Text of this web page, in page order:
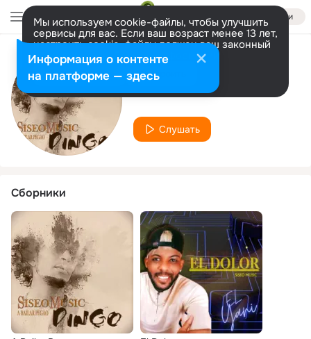
Войти
Мы используем cookie-файлы, чтобы улучшить
сервисы для вас. Если ваш возраст менее 13 лет,
настроить cookie-файлы должен ваш законный
представитель. Больше информации
Разрешить все Настроить
Исполнитель
Siseo music
Слушать
Сборники
Информация о контенте
на платформе — здесь